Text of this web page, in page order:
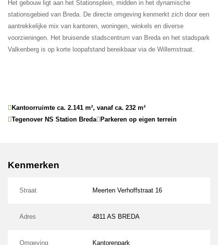
Het gebouw ligt aan het Stationsplein, midden in het dynamische
stationsgebied van Breda. De directe omgeving kenmerkt zich door een
aantrekkelijke mix van kantoren, woningen, winkels en diverse
voorzieningen. Het bruisende stadscentrum van Breda en het stadspark
Valkenberg is op korte loopafstand bereikbaar via de Willemstraat.
Kantoorruimte ca. 2.141 m², vanaf ca. 232 m²
Tegenover NS Station Breda
Parkeren op eigen terrein
Kenmerken
Straat Meerten Verhoffstraat 16
Adres 4811 AS BREDA
Omgeving Kantorenpark